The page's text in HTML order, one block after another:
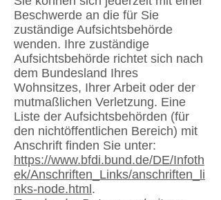
Beschwerde an die für Sie
zuständige Aufsichtsbehörde
wenden. Ihre zuständige
Aufsichtsbehörde richtet sich nach
dem Bundesland Ihres
Wohnsitzes, Ihrer Arbeit oder der
mutmaßlichen Verletzung. Eine
Liste der Aufsichtsbehörden (für
den nichtöffentlichen Bereich) mit
Anschrift finden Sie unter:
https://www.bfdi.bund.de/DE/Infoth
ek/Anschriften_Links/anschriften_li
nks-node.html .